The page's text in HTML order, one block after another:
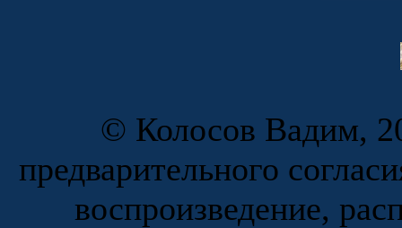
© Колосов Вадим,
предварительного
воспроизведение,